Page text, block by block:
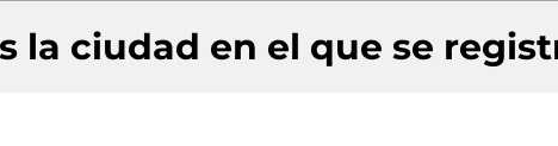
la ciudad en el que se